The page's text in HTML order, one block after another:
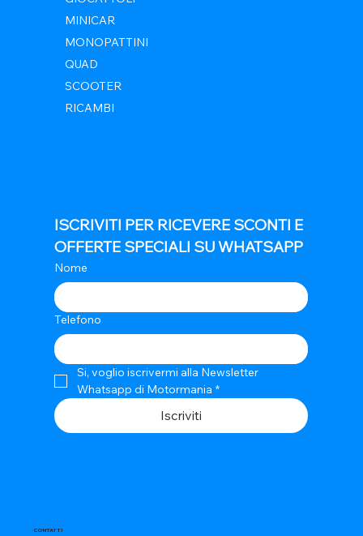
MINICAR
MONOPATTINI
QUAD
SCOOTER
RICAMBI
CONTATTI
ISCRIVITI PER RICEVERE SCONTI E
OFFERTE SPECIALI SU WHATSAPP
Nome
Telefono
Si, voglio iscrivermi alla Newsletter
Whatsapp di Motormania *
Iscriviti